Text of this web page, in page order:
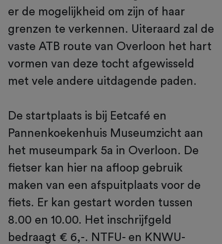
er de mogelijkheid om zijn of haar
grenzen te verkennen. Uiteraard zal de
vaste ATB route van Overloon het hart
vormen van deze tocht afgewisseld
met vele andere uitdagende paden.
De startplaats is bij Eetcafé en
Pannenkoekenhuis Museumzicht aan
het museumpark 5a in Overloon. De
fietser kan hier na afloop gebruik
maken van een afspuitplaats voor de
fiets. Er kan gestart worden tussen
8.00 en 10.00. Het inschrijfgeld
bedraagt € 6,-. NTFU- en KNWU-